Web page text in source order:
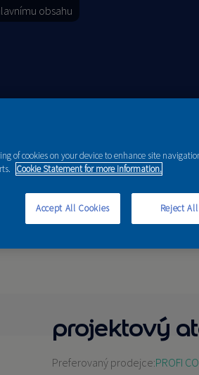
obsahu
projektový
Preferovaný prodejce:PROFI
of cookies on your device to enhance site
Cookie Statement for more information.
Reject All
Accept All Cookies